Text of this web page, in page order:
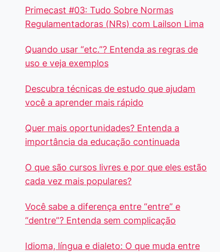
Primecast #03: Tudo Sobre Normas
Regulamentadoras (NRs) com Lailson Lima
Quando usar “etc.”? Entenda as regras de
uso e veja exemplos
Descubra técnicas de estudo que ajudam
você a aprender mais rápido
Quer mais oportunidades? Entenda a
importância da educação continuada
O que são cursos livres e por que eles estão
cada vez mais populares?
Você sabe a diferença entre “entre” e
“dentre”? Entenda sem complicação
Idioma, língua e dialeto: O que muda entre